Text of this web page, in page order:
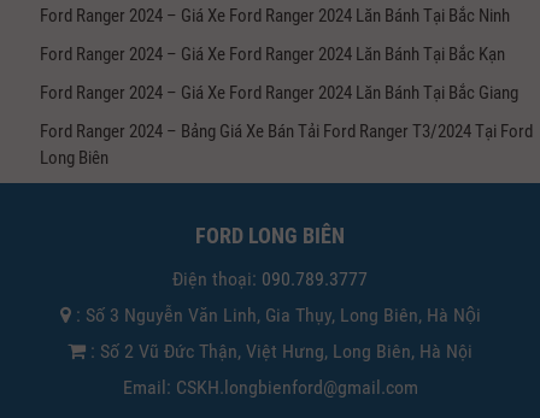
Ford Ranger 2024 – Giá Xe Ford Ranger 2024 Lăn Bánh Tại Bắc Ninh
Ford Ranger 2024 – Giá Xe Ford Ranger 2024 Lăn Bánh Tại Bắc Kạn
Ford Ranger 2024 – Giá Xe Ford Ranger 2024 Lăn Bánh Tại Bắc Giang
Ford Ranger 2024 – Bảng Giá Xe Bán Tải Ford Ranger T3/2024 Tại Ford
Long Biên
FORD LONG BIÊN
Điện thoại: 090.789.3777
: Số 3 Nguyễn Văn Linh, Gia Thụy, Long Biên, Hà Nội
: Số 2 Vũ Đức Thận, Việt Hưng, Long Biên, Hà Nội
Email: CSKH.longbienford@gmail.com